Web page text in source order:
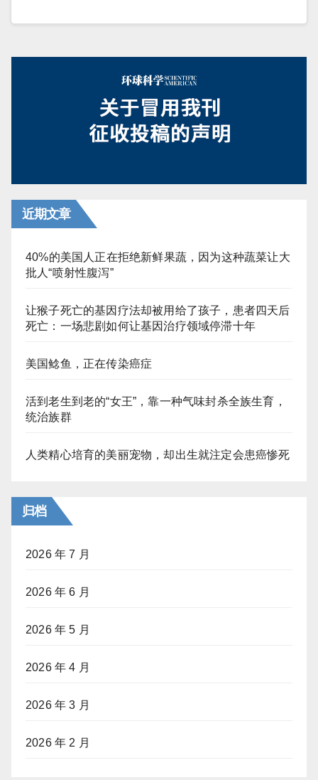
近期文章
40%的美国人正在拒绝新鲜果蔬，因为这种蔬菜让大
批人“喷射性腹泻”
让猴子死亡的基因疗法却被用给了孩子，患者四天后
死亡：一场悲剧如何让基因治疗领域停滞十年
美国鲶鱼，正在传染癌症
活到老生到老的“女王”，靠一种气味封杀全族生育，
统治族群
人类精心培育的美丽宠物，却出生就注定会患癌惨死
归档
2026 年 7 月
2026 年 6 月
2026 年 5 月
2026 年 4 月
2026 年 3 月
2026 年 2 月